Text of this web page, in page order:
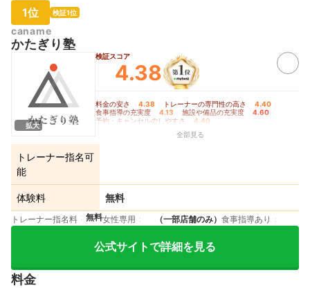
1位 検証1位
caname
かたぎり塾
拡大
検証スコア
4.38
料金の安さ 4.38 トレーナーの専門性の高さ 4.40
食事指導の充実度 4.13 施設や備品の充実度 4.60
予約・キャンセルのしやすさ
4.40
全部見る
トレーナー指名可
能
体験料 無料
トレーナー指名料 無料女性専用 （一部店舗のみ） 食事指導あり
公式サイトで詳細を見る
料金